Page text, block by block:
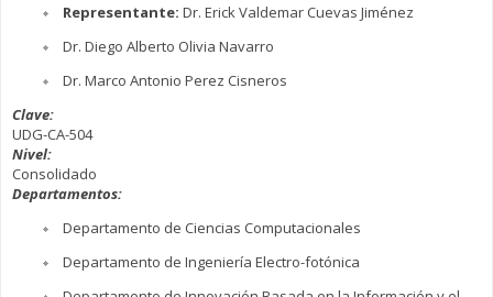
Representante: Dr. Erick Valdemar Cuevas Jiménez
Dr. Diego Alberto Olivia Navarro
Dr. Marco Antonio Perez Cisneros
Clave:
UDG-CA-504
Nivel:
Consolidado
Departamentos:
Departamento de Ciencias Computacionales
Departamento de Ingeniería Electro-fotónica